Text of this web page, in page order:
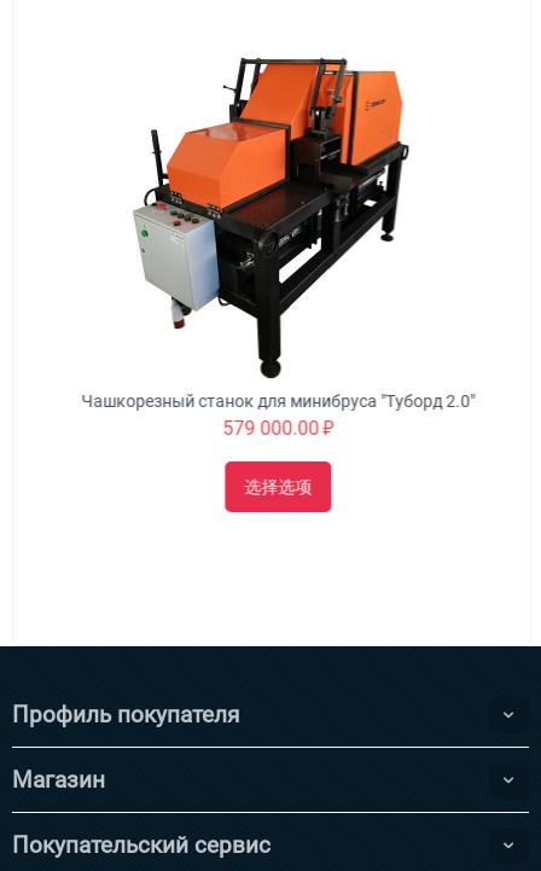
Чашкорезный станок для минибруса "Туборд 2.0"
579 000.00₽
选择选项
Профиль покупателя
Магазин
Покупательский сервис